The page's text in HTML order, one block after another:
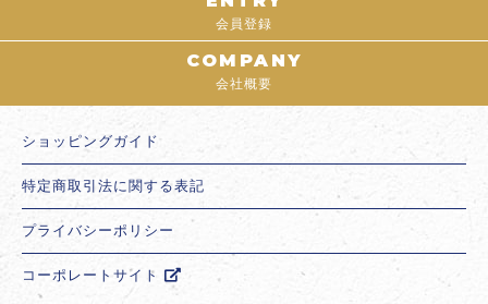
会員登録
COMPANY
会社概要
ショッピングガイド
特定商取引法に関する表記
プライバシーポリシー
コーポレートサイト